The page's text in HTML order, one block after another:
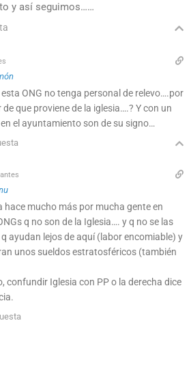
y así seguimos……
ONG no tenga personal de relevo….por
que proviene de la iglesia….? Y con un
el ayuntamiento son de su signo…
hace mucho más por mucha gente en
q no son de la Iglesia…. y q no se las
ayudan lejos de aquí (labor encomiable) y
unos sueldos estratosféricos (también
confundir Iglesia con PP o la derecha dice